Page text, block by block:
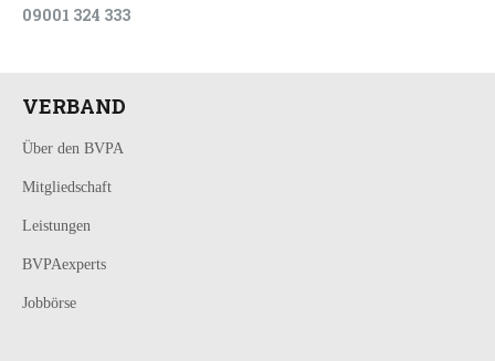
09001 324 333
VERBAND
Über den BVPA
Mitgliedschaft
Leistungen
BVPAexperts
Jobbörse